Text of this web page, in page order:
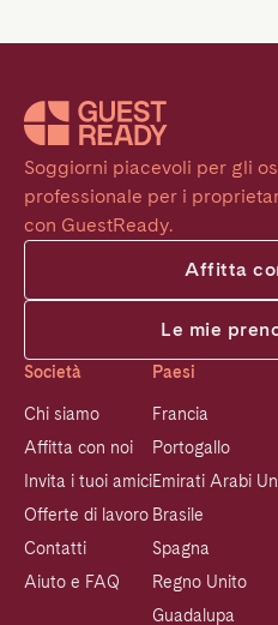
Soggiorni piacevoli per gli
professionale per i
con GuestReady.
Affitta
Le mie
Società
Chi siamo
Affitta con noi
Invita i tuoi amici
Offerte di lavoro
Contatti
Aiuto e FAQ
Paesi
Francia
Portogallo
Emirati Arabi
Brasile
Spagna
Regno Unito
Guadalupa